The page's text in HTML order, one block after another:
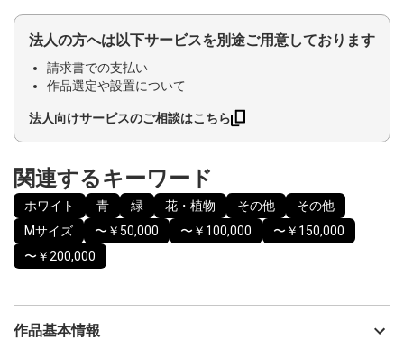
法人の方へは以下サービスを別途ご用意しております
請求書での支払い
作品選定や設置について
法人向けサービスのご相談はこちら
関連するキーワード
ホワイト 青 緑 花・植物 その他
その他
Mサイズ
〜￥50,000 〜￥100,000
〜￥150,000
〜￥200,000
作品基本情報